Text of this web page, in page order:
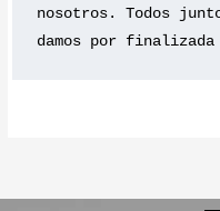
nosotros. Todos
damos por